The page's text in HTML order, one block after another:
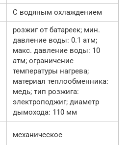
С водяным охлаждением
розжиг от батареек; мин.
давление воды: 0.1 атм;
макс. давление воды: 10
атм; ограничение
температуры нагрева;
материал теплообменника:
медь; тип розжига:
электроподжиг; диаметр
дымохода: 110 мм
механическое